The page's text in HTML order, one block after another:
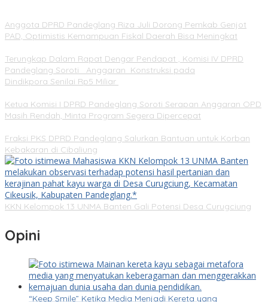
Anggota DPRD Pandeglang Riza Juli Dorong Pemkab Genjot
PAD, Optimistis Kemampuan Fiskal Daerah Bisa Meningkat
Terungkap Dalam Rapat Dengar Pendapat , Komisi IV DPRD
Pandeglang Soroti Anggaran Konstruksi pada
Dindikpora Senilai Rp5 Miliar
Ketua Komisi I DPRD Pandeglang Soroti Serapan Anggaran OPD
Masih Rendah, Minta Program Segera Dipercepat
Fraksi PKS DPRD Pandeglang Salurkan Bantuan untuk Korban
Kebakaran di Cibaliung
KKN Kelompok 13 UNMA Banten Gali Potensi Desa Curugciung
Opini
“Keep Smile” Ketika Media Menjadi Kereta yang